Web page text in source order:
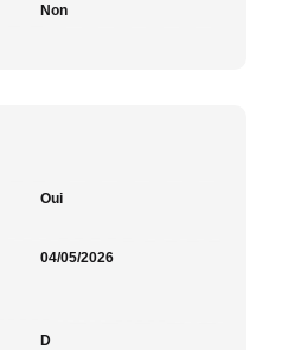
Non
Oui
04/05/2026
D